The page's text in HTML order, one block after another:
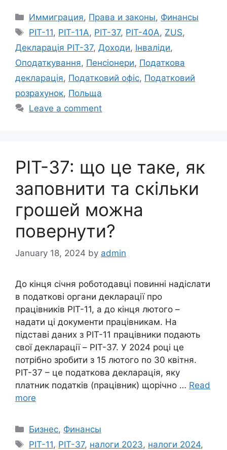
Categories
Иммиграция, Права и законы, Финансы
Tags
PIT-11, PIT-11A, PIT-37, PIT-40A, ZUS,
Декларація PIT-37, Доходи, Інваліди,
Оподаткування, Пенсіонери, Податкова
декларація, Податковий офіс, Податковий
розрахунок, Польща
Leave a comment
PIT-37: що це таке, як
заповнити та скільки
грошей можна
повернути?
January 18, 2024 by admin
До кінця січня роботодавці повинні надіслати
в податкові органи декларації про
працівників PIT-11, а до кінця лютого –
надати ці документи працівникам. На
підставі даних з PIT-11 працівники подають
свої декларації – PIT-37. У 2024 році це
потрібно зробити з 15 лютого по 30 квітня.
PIT-37 – це податкова декларація, яку
платник податків (працівник) щорічно … Read
more
Categories
Бизнес, Финансы
Tags
PIT-11, PIT-37, налоги 2023, налоги 2024,